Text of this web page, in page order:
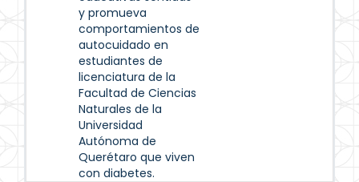
y promueva
comportamientos de
autocuidado en
estudiantes de
licenciatura de la
Facultad de Ciencias
Naturales de la
Universidad
Autónoma de
Querétaro que viven
con diabetes.